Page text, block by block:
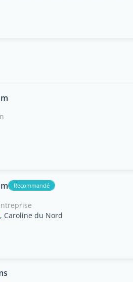
Recommandé
, Caroline du Nord